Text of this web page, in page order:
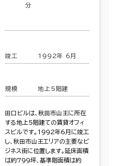
分
竣工 1992年 6月
規模 地上5階建
田口ビルは、秋田市山王に所在
する地上5階建ての賃貸オフィ
スビルです。1992年6月に竣工
し、秋田市山王エリアの主要なビ
ジネス街に位置します。延床面積
は約799坪、基準階面積は約